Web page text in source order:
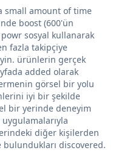
small amount of time
boost (600'ün
sosyal kullanarak
fazla takipçiye
ürünlerin gerçek
added olarak
görsel bir yolu
iyi bir şekilde
bir yerinde deneyim
diğer kişilerden
discovered.